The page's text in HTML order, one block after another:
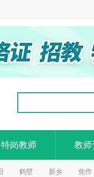
特岗教师 教师
鹤壁 新乡 焦作